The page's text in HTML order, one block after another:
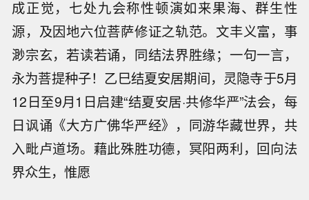
成正觉，七处九会称性顿演如来果海、群生性
源，及因地六位菩萨修证之轨范。文丰义富，事
渺宗玄，若读若诵，同结法界胜缘；一句一言，
永为菩提种子！乙巳结夏安居期间，灵隐寺于5月
12日至9月1日启建“结夏安居·共修华严”法会，每
日讽诵《大方广佛华严经》，同游华藏世界，共
入毗卢道场。藉此殊胜功德，冥阳两利，回向法
界众生，惟愿